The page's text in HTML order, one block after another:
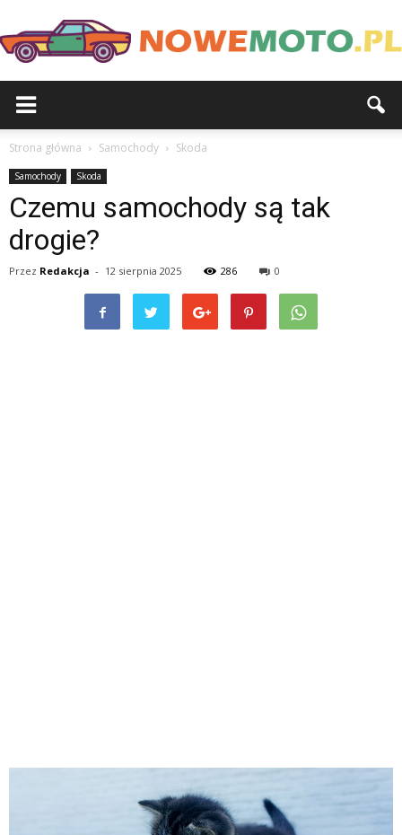
Strona główna Samochody Skoda
Samochody Skoda
Czemu samochody są tak
drogie?
Przez Redakcja - 12 sierpnia 2025 286 0